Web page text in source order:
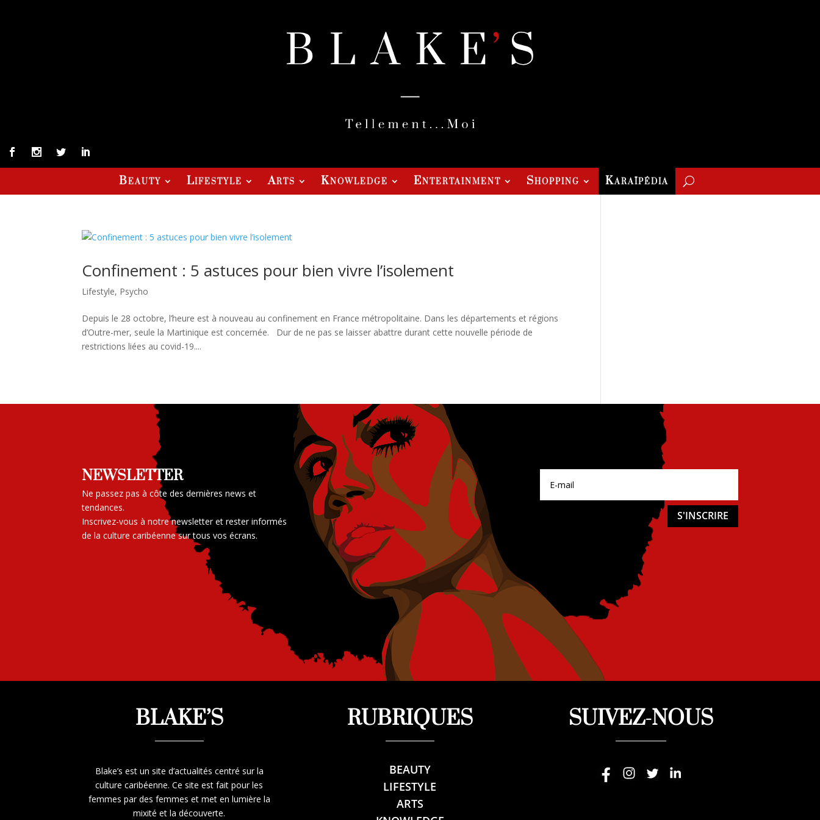
Beauty Lifestyle Arts Knowledge Entertainment Shopping Karaïpédia
Confinement : 5 astuces pour bien vivre l’isolement
Lifestyle, Psycho
Depuis le 28 octobre, l’heure est à nouveau au confinement en France métropolitaine. Dans les départements et régions
d’Outre-mer, seule la Martinique est concernée. Dur de ne pas se laisser abattre durant cette nouvelle période de
restrictions liées au covid-19....
NEWSLETTER
Ne passez pas à côte des dernières news et
tendances.
Inscrivez-vous à notre newsletter et rester informés
de la culture caribéenne sur tous vos écrans.
S'INSCRIRE
BLAKE’S
Blake’s est un site d’actualités centré sur la
culture caribéenne. Ce site est fait pour les
femmes par des femmes et met en lumière la
mixité et la découverte.
RUBRIQUES
BEAUTY
LIFESTYLE
ARTS
SUIVEZ-NOUS